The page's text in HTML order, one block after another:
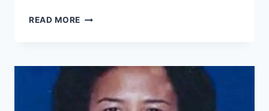
READ MORE DIABETES
SAYA
TIDAK
PERLU
DIAMPUTASI